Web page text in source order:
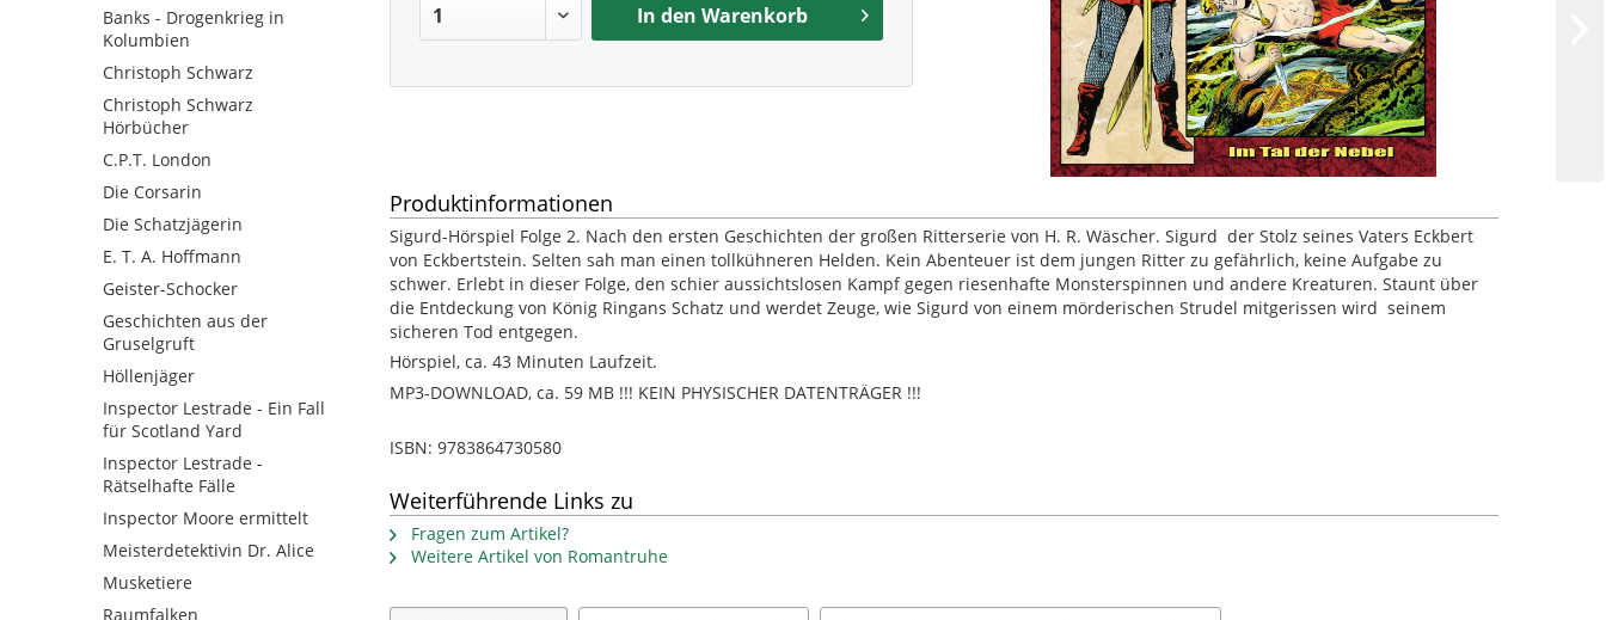
Banks - Drogenkrieg in
Kolumbien
Christoph Schwarz
Christoph Schwarz
Hörbücher
C.P.T. London
Die Corsarin
Die Schatzjägerin
E. T. A. Hoffmann
Geister-Schocker
Geschichten aus der
Gruselgruft
Höllenjäger
Inspector Lestrade - Ein Fall
für Scotland Yard
Inspector Lestrade -
Rätselhafte Fälle
Inspector Moore ermittelt
Meisterdetektivin Dr. Alice
Musketiere
Raumfalken
In den Warenkorb
Produktinformationen
Sigurd-Hörspiel Folge 2. Nach den ersten Geschichten der großen Ritterserie von H. R. Wäscher. Sigurd  der Stolz seines Vaters Eckbert
von Eckbertstein. Selten sah man einen tollkühneren Helden. Kein Abenteuer ist dem jungen Ritter zu gefährlich, keine Aufgabe zu
schwer. Erlebt in dieser Folge, den schier aussichtslosen Kampf gegen riesenhafte Monsterspinnen und andere Kreaturen. Staunt über
die Entdeckung von König Ringans Schatz und werdet Zeuge, wie Sigurd von einem mörderischen Strudel mitgerissen wird  seinem
sicheren Tod entgegen.
Hörspiel, ca. 43 Minuten Laufzeit.
MP3-DOWNLOAD, ca. 59 MB !!! KEIN PHYSISCHER DATENTRÄGER !!!
ISBN: 9783864730580
Weiterführende Links zu
Fragen zum Artikel?
Weitere Artikel von Romantruhe